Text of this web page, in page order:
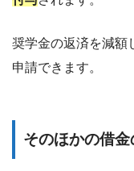
奨学金の返済を減額
申請できます。
そのほかの借金